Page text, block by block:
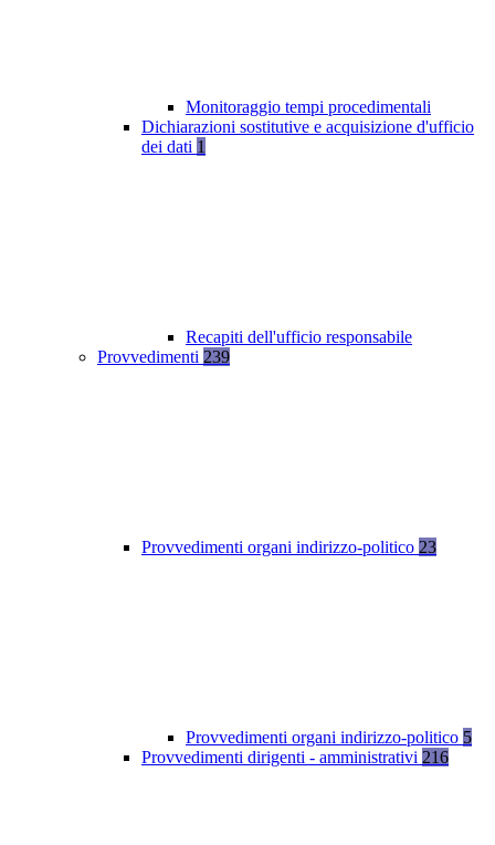
Monitoraggio tempi procedimentali
Dichiarazioni sostitutive e acquisizione d'ufficio
dei dati 1
Recapiti dell'ufficio responsabile
Provvedimenti 239
Provvedimenti organi indirizzo-politico 23
Provvedimenti organi indirizzo-politico 5
Provvedimenti dirigenti - amministrativi 216